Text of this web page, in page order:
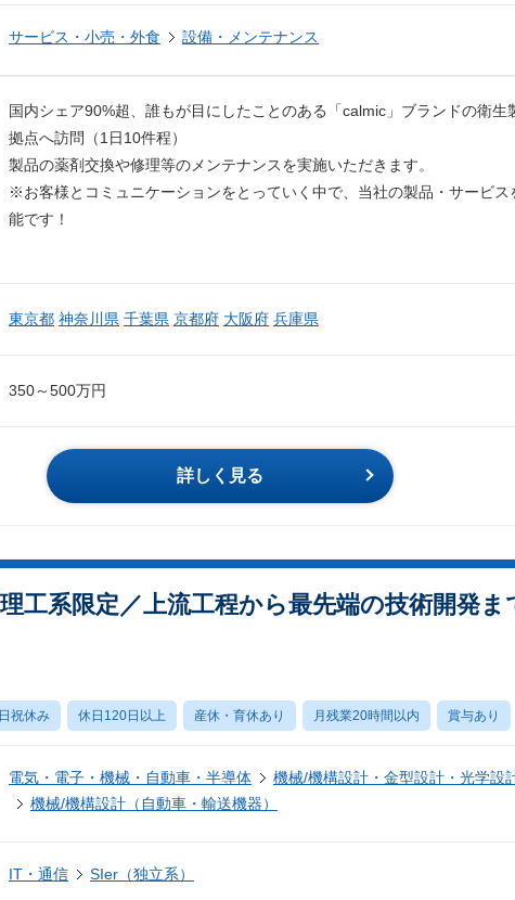
サービス・小売・外食 設備・メンテナンス
国内シェア90%超、誰もが目にしたことのある「calmic」ブランドの衛生
拠点へ訪問（1日10件程）
製品の薬剤交換や修理等のメンテナンスを実施いただきます。
※お客様とコミュニケーションをとっていく中で、当社の製品・サービ
能です！
東京都 神奈川県 千葉県 京都府 大阪府 兵庫県
350～500万円
詳しく見る
工系限定／上流工程から最先端の技術開発ま
祝休み 休日120日以上 産休・育休あり 月残業20時間以内 賞与あり
電気・電子・機械・自動車・半導体
機械/機構設計・金型設計・光学設
機械/機構設計（自動車・輸送機器）
IT・通信 SIer（独立系）